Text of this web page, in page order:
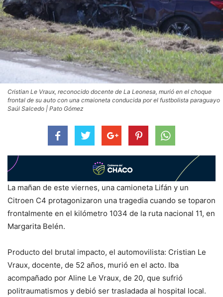
Cristian Le Vraux, reconocido docente de La Leonesa, murió en el choque
frontal de su auto con una cmaioneta conducida por el fustbolista paraguayo
Saúl Salcedo | Pato Gómez
La mañan de este viernes, una camioneta Lifán y un
Citroen C4 protagonizaron una tragedia cuando se toparon
frontalmente en el kilómetro 1034 de la ruta nacional 11, en
Margarita Belén.
Producto del brutal impacto, el automovilista: Cristian Le
Vraux, docente, de 52 años, murió en el acto. Iba
acompañado por Aline Le Vraux, de 20, que sufrió
politraumatismos y debió ser trasladada al hospital local.